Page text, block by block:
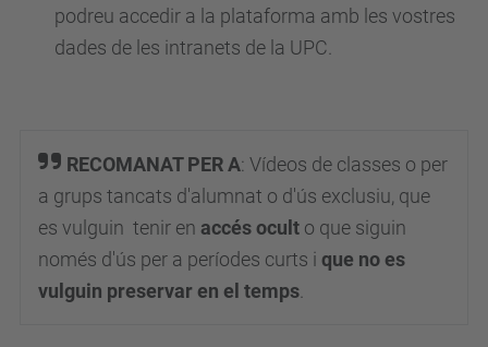
podreu accedir a la plataforma amb les vostres
dades de les intranets de la UPC.
RECOMANAT PER A: Vídeos de classes o per
a grups tancats d'alumnat o d'ús exclusiu, que
es vulguin tenir en accés ocult o que siguin
només d'ús per a períodes curts i que no es
vulguin preservar en el temps